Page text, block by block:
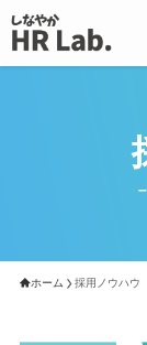
ホーム 採用ノウハウ